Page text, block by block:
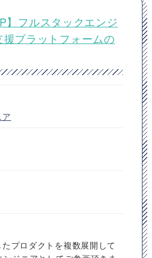
】フルスタックエンジ
プラットフォームの
プロダクトを複数展開して